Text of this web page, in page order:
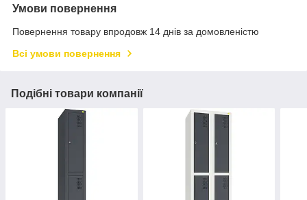
Умови повернення
Повернення товару впродовж 14 днів за домовленістю
Всі умови повернення
Подібні товари компанії